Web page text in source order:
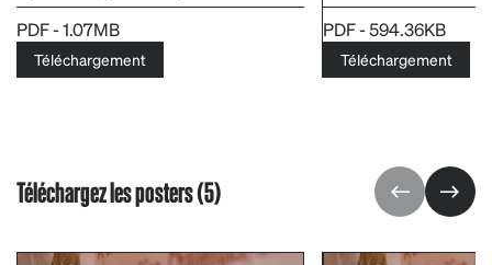
PDF - 1.07MB
Téléchargement
PDF - 594.36KB
Téléchargement
Téléchargez les posters (5)